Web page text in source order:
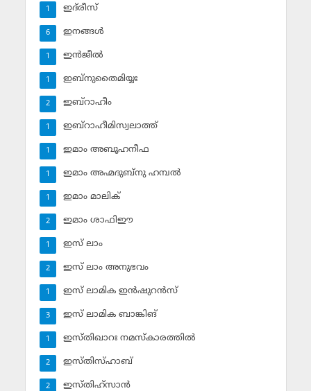
ഇദ്‌രീസ്‌
1
ഇനങ്ങള്‍
6
ഇന്‍ജീല്‍
1
ഇബ്‌നുതൈമിയ്യഃ
1
ഇബ്‌റാഹീം
2
ഇബ്‌റാഹീമിസ്വലാത്ത്
1
ഇമാം അബൂഹനീഫ
1
ഇമാം അഹ്മദുബ്‌നു ഹമ്പല്‍
1
ഇമാം മാലിക്
1
ഇമാം ശാഫിഈ
2
ഇസ് ലാം
1
ഇസ് ലാം അനുഭവം
2
ഇസ് ലാമിക ഇന്‍ഷുറന്‍സ്‌
1
ഇസ് ലാമിക ബാങ്കിങ്‌
3
ഇസ്തിഖാറഃ നമസ്‌കാരത്തില്‍
1
ഇസ്തിസ്ഹാബ്
2
ഇസ്തിഹ്‌സാന്‍
2